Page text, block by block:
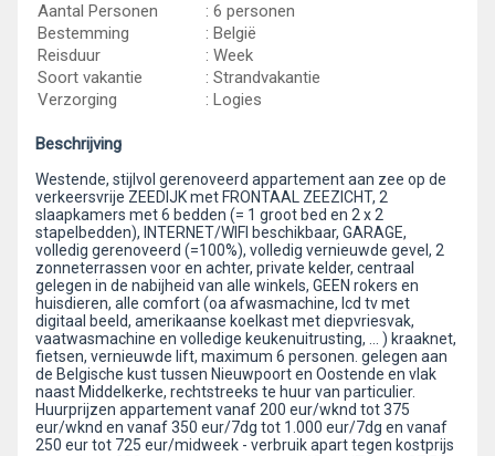
Aantal Personen
: 6 personen
Bestemming
: België
Reisduur
: Week
Soort vakantie
: Strandvakantie
Verzorging
: Logies
Beschrijving
Westende, stijlvol gerenoveerd appartement aan zee op de
verkeersvrije ZEEDIJK met FRONTAAL ZEEZICHT, 2
slaapkamers met 6 bedden (= 1 groot bed en 2 x 2
stapelbedden), INTERNET/WIFI beschikbaar, GARAGE,
volledig gerenoveerd (=100%), volledig vernieuwde gevel, 2
zonneterrassen voor en achter, private kelder, centraal
gelegen in de nabijheid van alle winkels, GEEN rokers en
huisdieren, alle comfort (oa afwasmachine, lcd tv met
digitaal beeld, amerikaanse koelkast met diepvriesvak,
vaatwasmachine en volledige keukenuitrusting, ... ) kraaknet,
fietsen, vernieuwde lift, maximum 6 personen. gelegen aan
de Belgische kust tussen Nieuwpoort en Oostende en vlak
naast Middelkerke, rechtstreeks te huur van particulier.
Huurprijzen appartement vanaf 200 eur/wknd tot 375
eur/wknd en vanaf 350 eur/7dg tot 1.000 eur/7dg en vanaf
250 eur tot 725 eur/midweek - verbruik apart tegen kostprijs